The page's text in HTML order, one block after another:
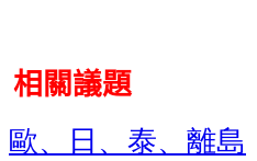
相關議題
歐、日、泰、離島